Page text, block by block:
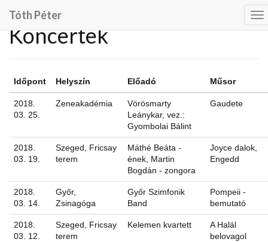
Tóth Péter
Koncertek
Időpont Helyszín Előadó Műsor
2018.
03. 25.
Zeneakadémia
Vörösmarty
Leánykar, vez.:
Gyombolai Bálint
Gaudete
2018.
03. 19.
Szeged, Fricsay
terem
Máthé Beáta -
ének, Martin
Bogdán - zongora
Joyce dalok,
Engedd
2018.
03. 14.
Győr,
Zsinagóga
Győr Szimfonik
Band
Pompeii -
bemutató
2018.
03. 12.
Szeged, Fricsay
terem
Kelemen kvartett
A Halál
belovagol